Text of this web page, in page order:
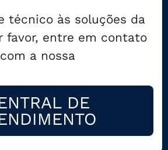
técnico às soluções da
favor, entre em contato
com a nossa
DE